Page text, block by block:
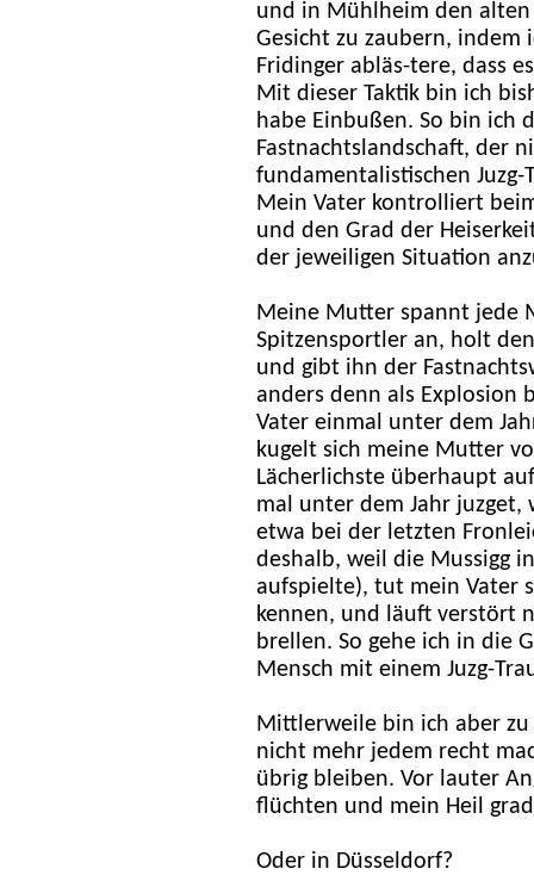
und in Mühlheim den
Gesicht zu zaubern,
Fridinger abläs-tere, dass
Mit dieser Taktik bin ich
habe Einbußen. So bin ich
Fastnachtslandschaft, der
fundamentalistischen
Mein Vater kontrolliert
und den Grad der
der jeweiligen Situation
Meine Mutter spannt jede
Spitzensportler an, holt
und gibt ihn der
anders denn als Explosion
Vater einmal unter dem
kugelt sich meine Mutter
Lächerlichste überhaupt
mal unter dem Jahr juzget,
etwa bei der letzten
deshalb, weil die Mussigg
aufspielte), tut mein Vater
kennen, und läuft verstört
brellen. So gehe ich in die
Mensch mit einem Juzg-
Mittlerweile bin ich aber
nicht mehr jedem recht
übrig bleiben. Vor lauter
flüchten und mein Heil
Oder in Düsseldorf?